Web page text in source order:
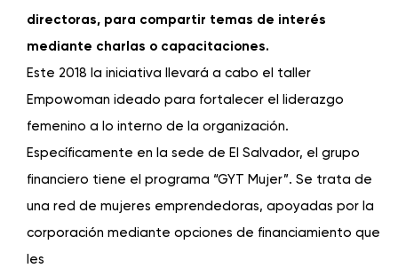
directoras, para compartir temas de interés
mediante charlas o capacitaciones.
Este 2018 la iniciativa llevará a cabo el taller
Empowoman ideado para fortalecer el liderazgo
femenino a lo interno de la organización.
Específicamente en la sede de El Salvador, el grupo
financiero tiene el programa “GYT Mujer”. Se trata de
una red de mujeres emprendedoras, apoyadas por la
corporación mediante opciones de financiamiento que
les